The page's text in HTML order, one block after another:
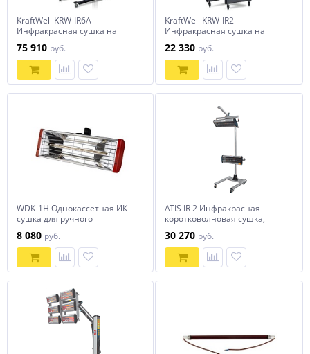
KraftWell KRW-IR6A
Инфракрасная сушка на
75 910 руб.
KraftWell KRW-IR2
Инфракрасная сушка на
22 330 руб.
WDK-1H Однокассетная ИК
сушка для ручного
8 080 руб.
ATIS IR 2 Инфракрасная
коротковолновая сушка,
30 270 руб.